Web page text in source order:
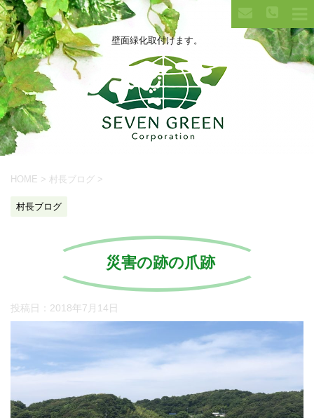
壁面緑化取付けます。
HOME > 村長ブログ >
村長ブログ
災害の跡の爪跡
投稿日： 2018年7月14日